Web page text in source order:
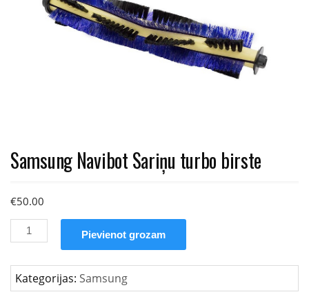
Samsung Navibot Sariņu turbo birste
€50.00
Samsung
Navibot
turbo
birste
Pievienot grozam
Kategorijas: Samsung